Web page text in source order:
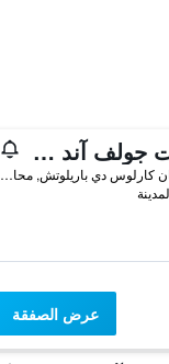
لاو للاو ريزورت جولف آند سبا
Av.Bustillo KM 25, سان كارلوس دي باريلوتش, محافظة ريو نيغرو, الأرجنتين
عرض الصفقة